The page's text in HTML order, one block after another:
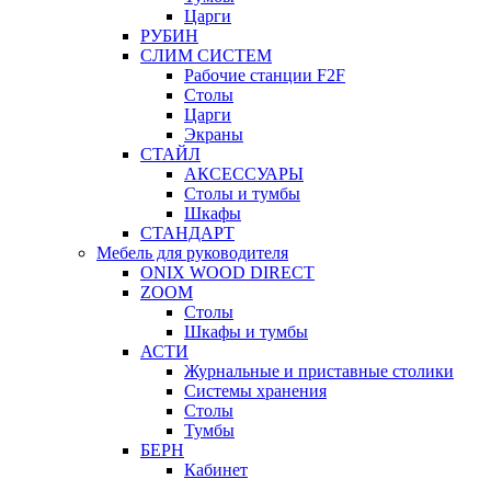
Царги
РУБИН
СЛИМ СИСТЕМ
Рабочие станции F2F
Столы
Царги
Экраны
СТАЙЛ
АКСЕССУАРЫ
Столы и тумбы
Шкафы
СТАНДАРТ
Мебель для руководителя
ONIX WOOD DIRECT
ZOOM
Столы
Шкафы и тумбы
АСТИ
Журнальные и приставные столики
Системы хранения
Столы
Тумбы
БЕРН
Кабинет